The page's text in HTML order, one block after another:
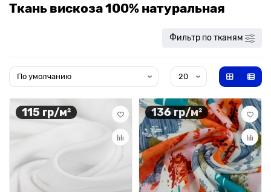
Ткань вискоза 100% натуральная
Фильтр по тканям
115 гр/м² 136 гр/м²